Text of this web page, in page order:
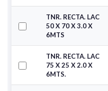
TNR. RECTA. LAC
50 X 70 X 3.0 X
6MTS
TNR. RECTA. LAC
75 X 25 X 2.0 X
6MTS.